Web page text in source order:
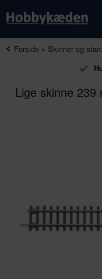
Forside » Skinner og
Lige skinne 239